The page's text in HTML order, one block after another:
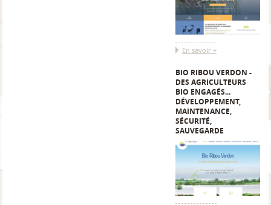
En savoir +
BIO RIBOU VERDON -
DES AGRICULTEURS
BIO ENGAGÉS...
DÉVELOPPEMENT,
MAINTENANCE,
SÉCURITÉ,
SAUVEGARDE